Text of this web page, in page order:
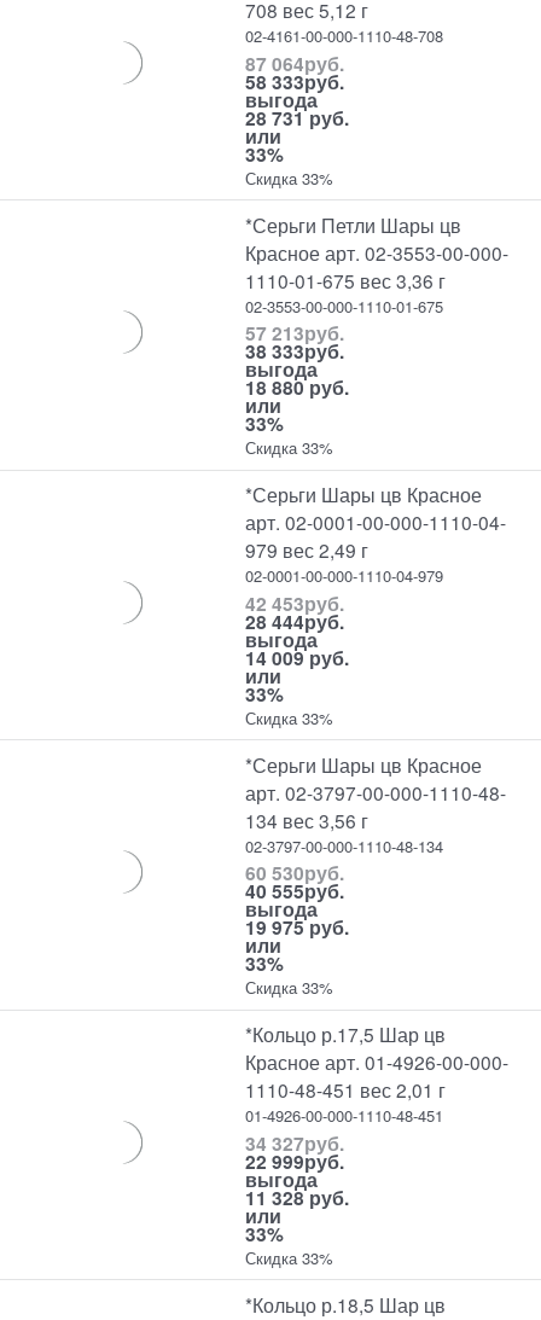
708 вес 5,12 г
02-4161-00-000-1110-48-708
87 064руб.
58 333руб.
выгода
28 731 руб.
или
33%
Скидка 33%
*Серьги Петли Шары цв
Красное арт. 02-3553-00-000-
1110-01-675 вес 3,36 г
02-3553-00-000-1110-01-675
57 213руб.
38 333руб.
выгода
18 880 руб.
или
33%
Скидка 33%
*Серьги Шары цв Красное
арт. 02-0001-00-000-1110-04-
979 вес 2,49 г
02-0001-00-000-1110-04-979
42 453руб.
28 444руб.
выгода
14 009 руб.
или
33%
Скидка 33%
*Серьги Шары цв Красное
арт. 02-3797-00-000-1110-48-
134 вес 3,56 г
02-3797-00-000-1110-48-134
60 530руб.
40 555руб.
выгода
19 975 руб.
или
33%
Скидка 33%
*Кольцо р.17,5 Шар цв
Красное арт. 01-4926-00-000-
1110-48-451 вес 2,01 г
01-4926-00-000-1110-48-451
34 327руб.
22 999руб.
выгода
11 328 руб.
или
33%
Скидка 33%
*Кольцо р.18,5 Шар цв